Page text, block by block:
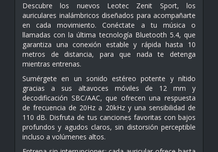
Descubre los nuevos Leotec Zenit Sport, los
auriculares inalámbricos diseñados para acompañarte
en cada movimiento. Conéctate a tu música o
llamadas con la última tecnología Bluetooth 5.4, que
garantiza una conexión estable y rápida hasta 10
metros de distancia, para que nada te detenga
mientras entrenas.
Sumérgete en un sonido estéreo potente y nítido
gracias a sus altavoces móviles de 12 mm y
decodificación SBC/AAC, que ofrecen una respuesta
de frecuencia de 20Hz a 20kHz y una sensibilidad de
110 dB. Disfruta de tus canciones favoritas con bajos
profundos y agudos claros, sin distorsión perceptible
incluso a volúmenes altos.